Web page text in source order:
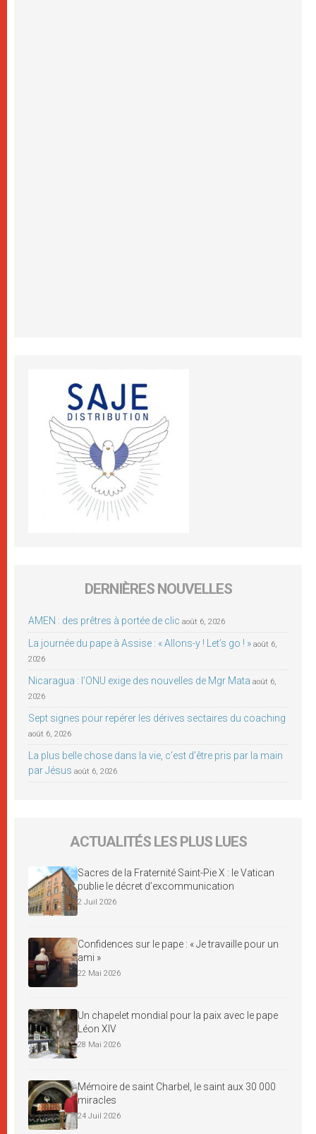
DERNIÈRES NOUVELLES
AMEN : des prêtres à portée de clic août 6, 2026
La journée du pape à Assise : « Allons-y ! Let’s go ! » août 6,
2026
Nicaragua : l’ONU exige des nouvelles de Mgr Mata août 6,
2026
Sept signes pour repérer les dérives sectaires du coaching
août 6, 2026
La plus belle chose dans la vie, c’est d’être pris par la main
par Jésus août 6, 2026
ACTUALITÉS LES PLUS LUES
Sacres de la Fraternité Saint-Pie X : le Vatican
publie le décret d’excommunication
2 Juil 2026
Confidences sur le pape : « Je travaille pour un
ami »
22 Mai 2026
Un chapelet mondial pour la paix avec le pape
Léon XIV
28 Mai 2026
Mémoire de saint Charbel, le saint aux 30 000
miracles
24 Juil 2026